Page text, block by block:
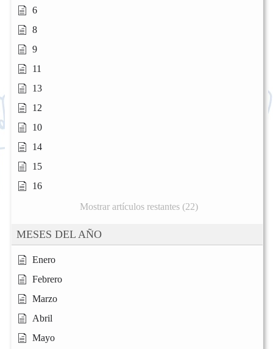
6
8
9
11
13
12
10
14
15
16
Mostrar artículos restantes (22)
MESES DEL AÑO
Enero
Febrero
Marzo
Abril
Mayo